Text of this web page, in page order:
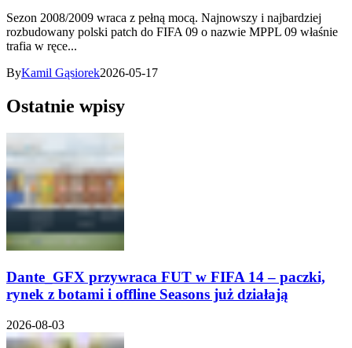
Sezon 2008/2009 wraca z pełną mocą. Najnowszy i najbardziej
rozbudowany polski patch do FIFA 09 o nazwie MPPL 09 właśnie
trafia w ręce...
ByKamil Gąsiorek2026-05-17
Ostatnie wpisy
Dante_GFX przywraca FUT w FIFA 14 – paczki,
rynek z botami i offline Seasons już działają
2026-08-03